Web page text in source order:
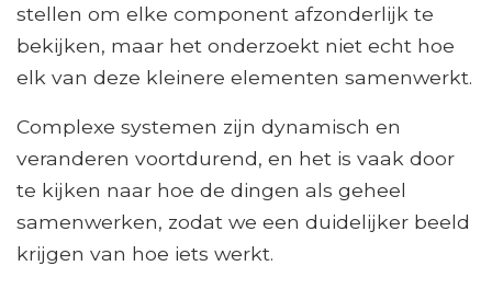
stellen om elke component afzonderlijk te
bekijken, maar het onderzoekt niet echt hoe
elk van deze kleinere elementen samenwerkt.
Complexe systemen zijn dynamisch en
veranderen voortdurend, en het is vaak door
te kijken naar hoe de dingen als geheel
samenwerken, zodat we een duidelijker beeld
krijgen van hoe iets werkt.